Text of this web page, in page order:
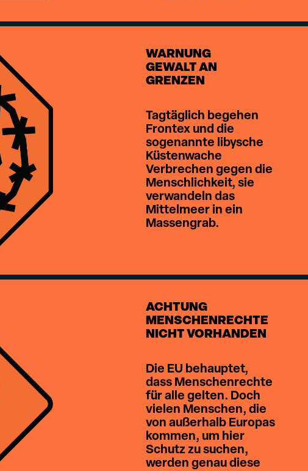
WARNUNG
GEWALT AN
GRENZEN
Tagtäglich begehen
Frontex und die
sogenannte libysche
Küstenwache
Verbrechen gegen die
Menschlichkeit, sie
verwandeln das
Mittelmeer in ein
Massengrab.
ACHTUNG
MENSCHENRECHTE
NICHT VORHANDEN
Die EU behauptet,
dass Menschenrechte
für alle gelten. Doch
vielen Menschen, die
von außerhalb Europas
kommen, um hier
Schutz zu suchen,
werden genau diese